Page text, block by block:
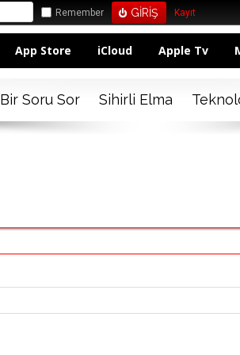
Remember Kayıt
App Store iCloud Apple Tv
Bir Soru Sor Sihirli Elma